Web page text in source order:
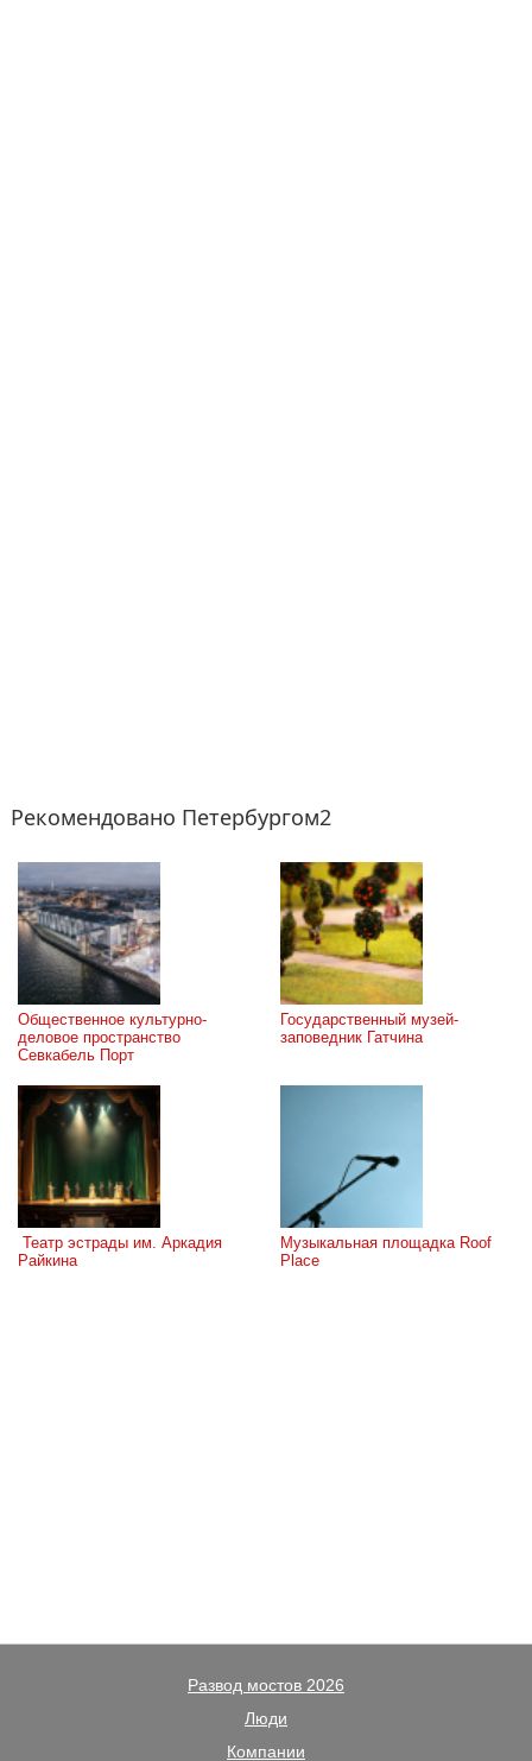
Рекомендовано Петербургом2
Общественное культурно-
деловое пространство
Севкабель Порт
Государственный музей-
заповедник Гатчина
Райкина
Музыкальная площадка Roof
Place
Развод мостов 2026
Люди
Компании